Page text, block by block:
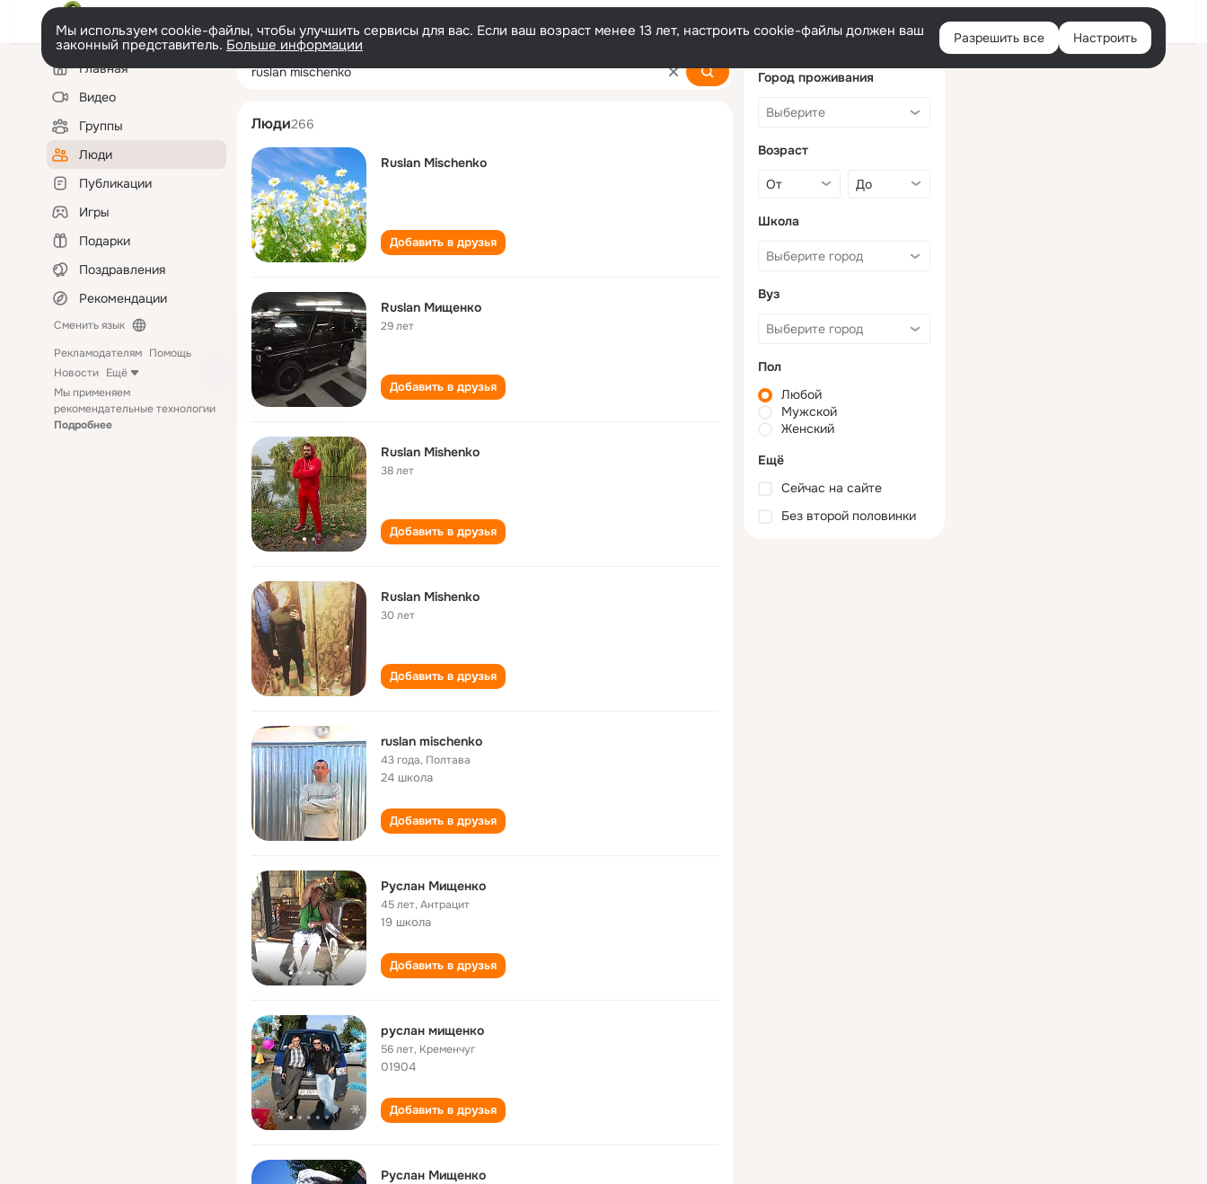
Войти
Мы используем cookie-файлы, чтобы улучшить сервисы для вас. Если ваш возраст менее 13 лет, настроить cookie-файлы должен ваш
законный представитель. Больше информации Разрешить все Настроить
Левая
колонкаГлавная
Видео
Группы
Люди
Публикации
Игры
Подарки
Поздравления
Рекомендации
Сменить язык
Рекламодателям Помощь
Новости Ещё
Мы применяем
рекомендательные технологии
Подробнее
ruslan mischenko
Люди266
Ruslan Mischenko
Добавить в друзья
Ruslan Мищенко
29 лет
Добавить в друзья
Ruslan Mishenko
38 лет
Добавить в друзья
Ruslan Mishenko
30 лет
Добавить в друзья
ruslan mischenko
43 года, Полтава
24 школа
Добавить в друзья
Руслан Мищенко
45 лет,Антрацит
19 школа
Добавить в друзья
руслан мищенко
56 лет, Кременчуг
01904
Добавить в друзья
Руслан Мищенко
Город проживания
Возраст
Школа
Вуз
Пол
Любой
Мужской
Женский
Ещё
Сейчас на сайте
Без второй половинки